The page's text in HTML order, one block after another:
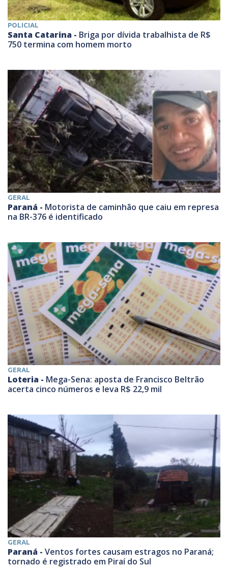
POLICIAL
Santa Catarina - Briga por dívida trabalhista de R$
750 termina com homem morto
GERAL
Paraná - Motorista de caminhão que caiu em represa
na BR-376 é identificado
GERAL
Loteria - Mega-Sena: aposta de Francisco Beltrão
acerta cinco números e leva R$ 22,9 mil
GERAL
Paraná - Ventos fortes causam estragos no Paraná;
tornado é registrado em Piraí do Sul